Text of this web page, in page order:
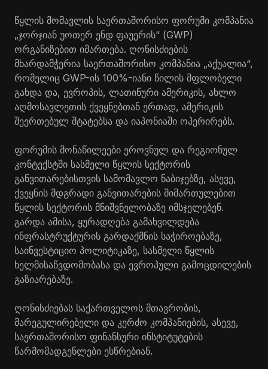
წყლის მომავლის საერთაშორისო ფორუმი კომპანია
„ჯორჯიან უოთერ ენდ ფაუერის“ (GWP)
ორგანიზებით იმართება. ღონისძიების
მხარდამჭერია საერთაშორისო კომპანია „აქუალია“,
რომელიც GWP-ის 100%-იანი წილის მფლობელი
გახდა და, ევროპის, ლათინური ამერიკის, ახლო
აღმოსავლეთის ქვეყნებთან ერთად, ამერიკის
შეერთებულ შტატებსა და იაპონიაში ოპერირებს.
ფორუმის მონაწილეები ეროვნულ და რეგიონულ
კონტექსტში სასმელი წყლის სექტორის
განვითარებისთვის სამომავლო ნაბიჯებზე, ასევე,
ქვეყნის მდგრადი განვითარების მიმართულებით
წყლის სექტორის მნიშვნელობაზე იმსჯელებენ.
გარდა ამისა, ყურადღება გამახვილდება
ინფრასტრუქტურის გარდაქმნის საჭიროებაზე,
საინვესტიციო პოლიტიკაზე, სასმელი წყლის
ხელმისაწვდომობასა და ევროპული გამოცდილების
გაზიარებაზე.
ღონისძიებას საქართველოს მთავრობის,
მარეგულირებელი და კერძო კომპანიების, ასევე,
საერთაშორისო ფინანსური ინსტიტუტების
წარმომადგენლები ესწრებიან.